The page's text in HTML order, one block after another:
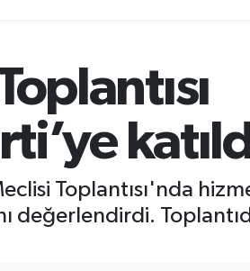
Toplantısı'nda
değerlendirdi.